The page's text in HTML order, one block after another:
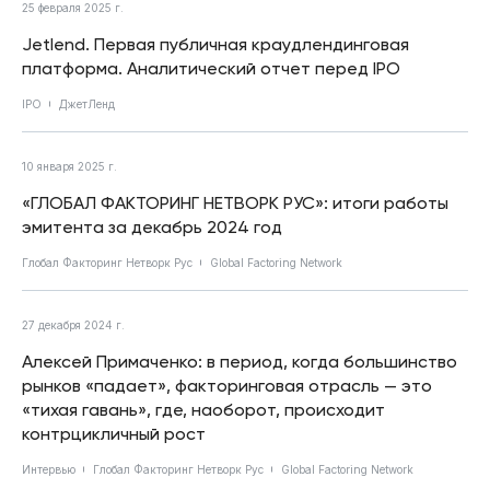
25 февраля 2025 г.
Jetlend. Первая публичная краудлендинговая
платформа. Аналитический отчет перед IPO
IPO ДжетЛенд
10 января 2025 г.
«ГЛОБАЛ ФАКТОРИНГ НЕТВОРК РУС»: итоги работы
эмитента за декабрь 2024 год
Глобал Факторинг Нетворк Рус Global Factoring Network
27 декабря 2024 г.
Алексей Примаченко: в период, когда большинство
рынков «падает», факторинговая отрасль — это
«тихая гавань», где, наоборот, происходит
контрцикличный рост
Интервью Глобал Факторинг Нетворк Рус Global Factoring Network